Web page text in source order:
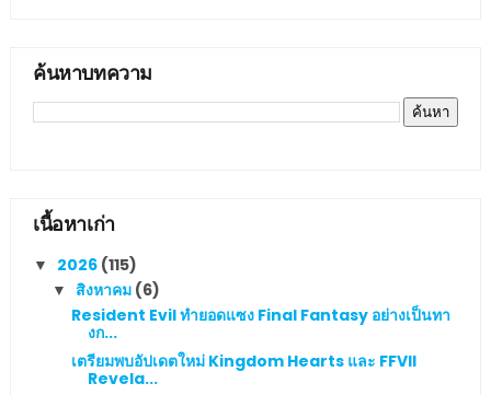
ค้นหาบทความ
เนื้อหาเก่า
▼ 2026 (115)
▼ สิงหาคม (6)
Resident Evil ทำยอดแซง Final Fantasy อย่างเป็นทา
งก...
เตรียมพบอัปเดตใหม่ Kingdom Hearts และ FFVII
Revela...